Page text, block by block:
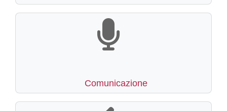
Comunicazione